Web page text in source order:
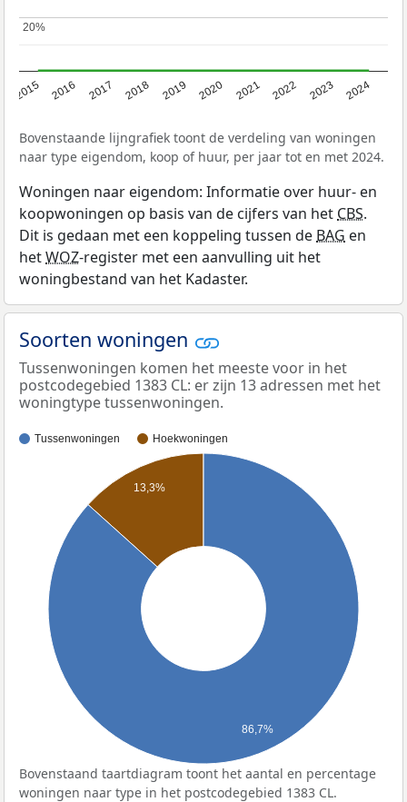
2015 2016 2017 2018 2019 2020 2021 2022 2023 2024
20%
20%
Bovenstaande lijngrafiek toont de verdeling van woningen
naar type eigendom, koop of huur, per jaar tot en met 2024.
Woningen naar eigendom: Informatie over huur- en
koopwoningen op basis van de cijfers van hetCBS.
Dit is gedaan met een koppeling tussen deBAG en
hetWOZ-register met een aanvulling uit het
woningbestand van het Kadaster.
Soorten woningen
Tussenwoningen komen het meeste voor in het
postcodegebied 1383 CL: er zijn 13 adressen met het
woningtype tussenwoningen.
Tussenwoningen Hoekwoningen
13,3%
86,7%
Bovenstaand taartdiagram toont het aantal en percentage
woningen naar type in het postcodegebied 1383 CL.